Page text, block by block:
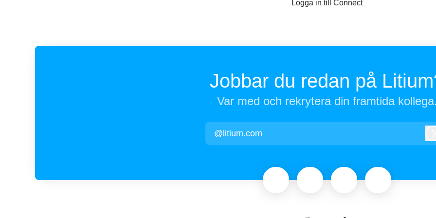
Logga in till Connect
Jobbar du redan på
Var med och rekrytera din framtida kollega.
@litium.com